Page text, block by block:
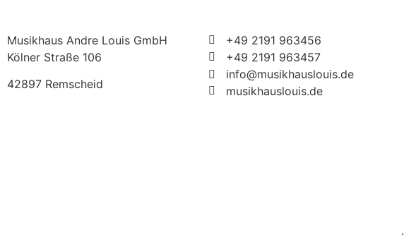
Musikhaus Andre Louis GmbH
Kölner Straße 106
42897 Remscheid
+49 2191 963456
+49 2191 963457
info@musikhauslouis.de
musikhauslouis.de
.